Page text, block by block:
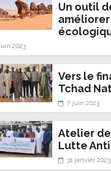
Un outil
2023
Vers le
Tchad
7 juin 2023
Atelier
Lutte
31 janvier 2023